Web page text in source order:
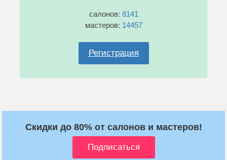
салонов: 8141
мастеров: 14457
Регистрация
Скидки до 80% от салонов и мастеров!